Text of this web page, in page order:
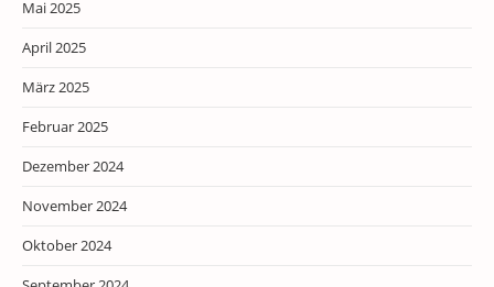
Mai 2025
April 2025
März 2025
Februar 2025
Dezember 2024
November 2024
Oktober 2024